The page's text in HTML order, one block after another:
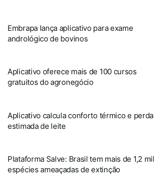
Embrapa lança aplicativo para exame
andrológico de bovinos
Aplicativo oferece mais de 100 cursos
gratuitos do agronegócio
Aplicativo calcula conforto térmico e perda
estimada de leite
Plataforma Salve: Brasil tem mais de 1,2 mil
espécies ameaçadas de extinção